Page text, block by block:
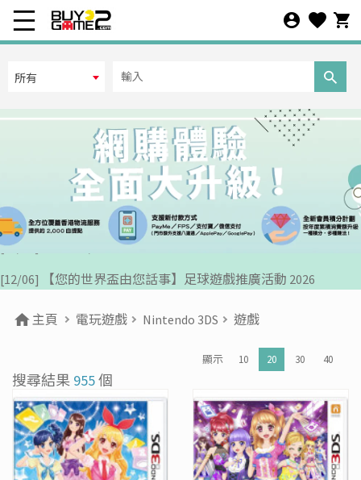
所有
[07/12] 24周年購物折第3彈: 聖誕新年優惠 (1-31 DEC 2025)
[02/07] PS5/ XBox Grand Theft Auto VI 香港版預訂後續跟進
[26/06] 有關PS5/ XBox GTA6 香港預購事宜跟進通告
[12/06] 【您的世界盃由您話事】足球遊戲推廣活動 2026
[27/03] 星際復活大冒險! 年度盤點清貨 & Mario Galaxy 復活祭
[16/02] 門市及網店新春特別營業時間通告
[19/01] 金馬賀歲 • 購物送福 | 新春購物優惠 (17/1- 3/3/2026）
主頁 電玩遊戲 Nintendo 3DS 遊戲
顯示 10 20 30 40
搜尋結果 955個